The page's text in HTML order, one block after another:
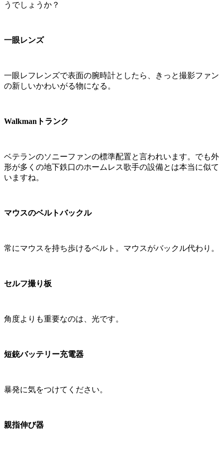
うでしょうか？
一眼レンズ
一眼レフレンズで表面の腕時計としたら、きっと撮影ファン
の新しいかわいがる物になる。
Walkmanトランク
ベテランのソニーファンの標準配置と言われいます。でも外
形が多くの地下鉄口のホームレス歌手の設備とは本当に似て
いますね。
マウスのベルトバックル
常にマウスを持ち歩けるベルト。マウスがバックル代わり。
セルフ撮り板
角度よりも重要なのは、光です。
短銃バッテリー充電器
暴発に気をつけてください。
親指伸び器